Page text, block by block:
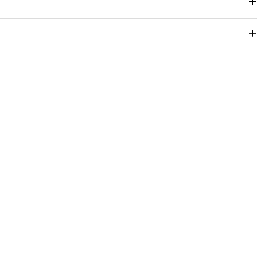
auprès du Conservatoire des Fruits d'Exception dont le